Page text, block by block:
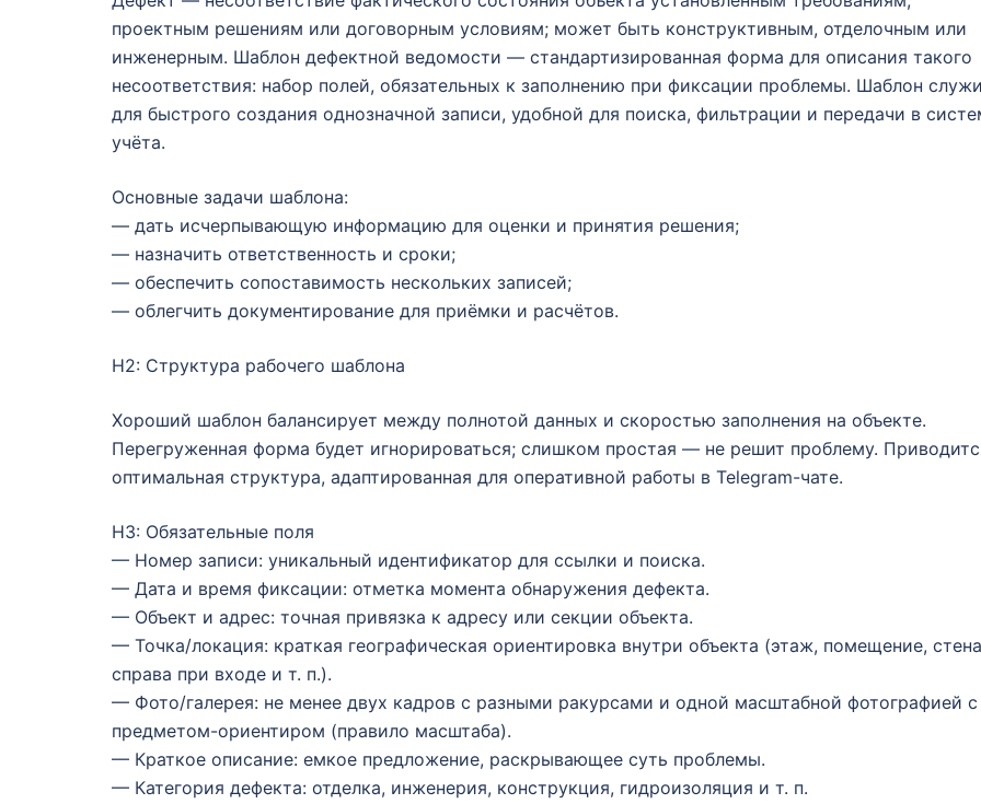
проектным решениям или договорным условиям; может быть конструктивным, отделочным или
инженерным. Шаблон дефектной ведомости — стандартизированная форма для описания такого
несоответствия: набор полей, обязательных к заполнению при фиксации проблемы. Шаблон
для быстрого создания однозначной записи, удобной для поиска, фильтрации и передачи в
учёта.
Основные задачи шаблона:
— дать исчерпывающую информацию для оценки и принятия решения;
— назначить ответственность и сроки;
— обеспечить сопоставимость нескольких записей;
— облегчить документирование для приёмки и расчётов.
H2: Структура рабочего шаблона
Хороший шаблон балансирует между полнотой данных и скоростью заполнения на объекте.
Перегруженная форма будет игнорироваться; слишком простая — не решит проблему.
оптимальная структура, адаптированная для оперативной работы в Telegram-чате.
H3: Обязательные поля
— Номер записи: уникальный идентификатор для ссылки и поиска.
— Дата и время фиксации: отметка момента обнаружения дефекта.
— Объект и адрес: точная привязка к адресу или секции объекта.
— Точка/локация: краткая географическая ориентировка внутри объекта (этаж, помещение, стена
справа при входе и т. п.).
— Фото/галерея: не менее двух кадров с разными ракурсами и одной масштабной фотографией с
предметом-ориентиром (правило масштаба).
— Краткое описание: емкое предложение, раскрывающее суть проблемы.
— Категория дефекта: отделка, инженерия, конструкция, гидроизоляция и т. п.